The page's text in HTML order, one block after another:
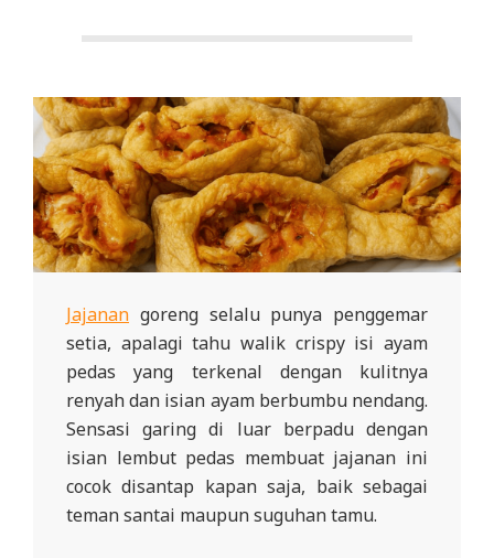
Jajanan goreng selalu punya penggemar
setia, apalagi tahu walik crispy isi ayam
pedas yang terkenal dengan kulitnya
renyah dan isian ayam berbumbu nendang.
Sensasi garing di luar berpadu dengan
isian lembut pedas membuat jajanan ini
cocok disantap kapan saja, baik sebagai
teman santai maupun suguhan tamu.